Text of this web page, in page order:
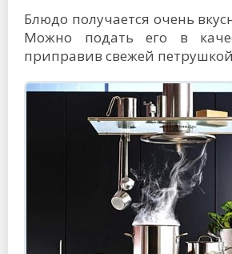
Блюдо получается очень
Можно подать его в
приправив свежей